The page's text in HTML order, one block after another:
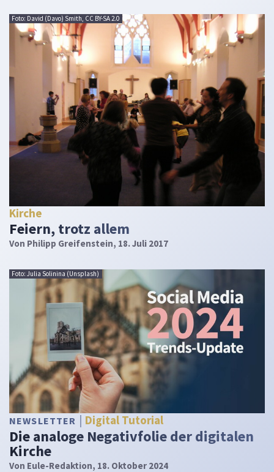
Foto: David (Davo) Smith, CC BY-SA 2.0
Kirche
Feiern, trotz allem
Von Philipp Greifenstein, 18. Juli 2017
Foto: Julia Solinina (Unsplash)
NEWSLETTER Digital Tutorial
Die analoge Negativfolie der digitalen
Kirche
Von Eule-Redaktion, 18. Oktober 2024